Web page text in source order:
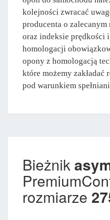
kolejności zwracać
producenta o
oraz indeksie prędkości
homologacji
opony z homologacją
które możemy zakładać
pod warunkiem
Bieżnik
rozmiarze